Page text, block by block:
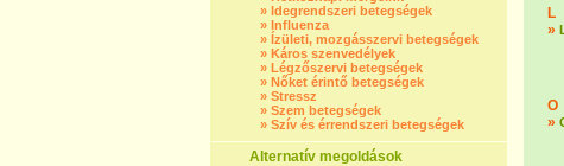
» Idegrendszeri betegségek
» Influenza
» Ízületi, mozgásszervi betegségek
» Káros szenvedélyek
» Légzőszervi betegségek
» Nőket érintő betegségek
» Stressz
» Szem betegségek
» Szív és érrendszeri betegségek
Alternatív megoldások
L
»
O
»